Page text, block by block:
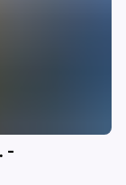
–